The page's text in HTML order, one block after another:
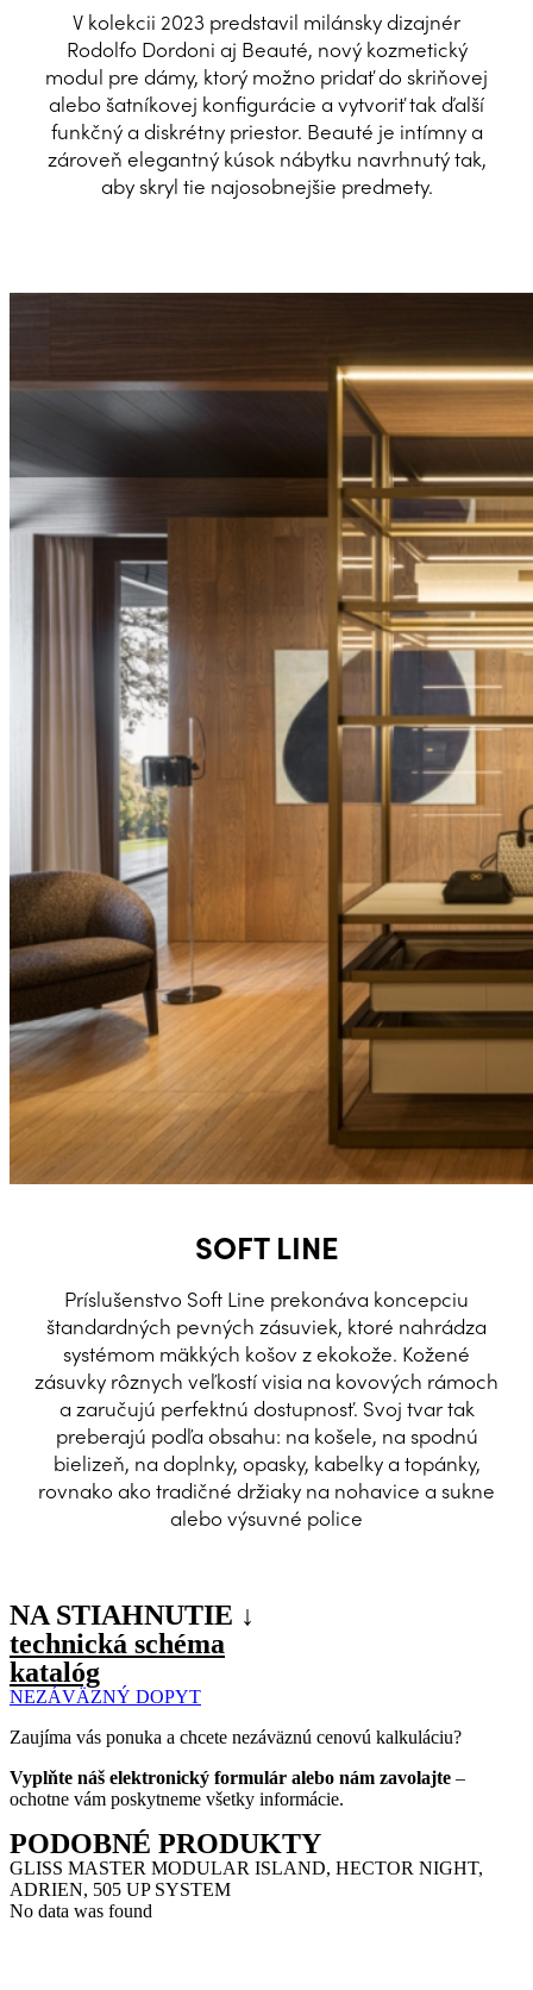
V kolekcii 2023 predstavil milánsky dizajnér
Rodolfo Dordoni aj Beauté, nový kozmetický
modul pre dámy, ktorý možno pridať do skriňovej
alebo šatníkovej konfigurácie a vytvoriť tak ďalší
funkčný a diskrétny priestor. Beauté je intímny a
zároveň elegantný kúsok nábytku navrhnutý tak,
aby skryl tie najosobnejšie predmety.
SOFT LINE
Príslušenstvo Soft Line prekonáva koncepciu
štandardných pevných zásuviek, ktoré nahrádza
systémom mäkkých košov z ekokože. Kožené
zásuvky rôznych veľkostí visia na kovových rámoch
a zaručujú perfektnú dostupnosť. Svoj tvar tak
preberajú podľa obsahu: na košele, na spodnú
bielizeň, na doplnky, opasky, kabelky a topánky,
rovnako ako tradičné držiaky na nohavice a sukne
alebo výsuvné police
NA STIAHNUTIE ↓
technická schéma
katalóg
NEZÁVÄZNÝ DOPYT
Zaujíma vás ponuka a chcete nezáväznú cenovú kalkuláciu?
Vyplňte náš elektronický formulár alebo nám zavolajte –
ochotne vám poskytneme všetky informácie.
PODOBNÉ PRODUKTY
GLISS MASTER MODULAR ISLAND, HECTOR NIGHT,
ADRIEN, 505 UP SYSTEM
No data was found